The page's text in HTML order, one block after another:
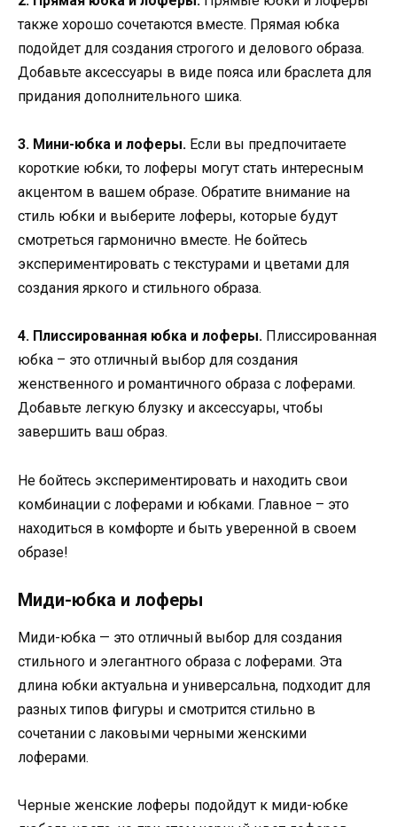
также хорошо сочетаются вместе. Прямая юбка
подойдет для создания строгого и делового образа.
Добавьте аксессуары в виде пояса или браслета для
придания дополнительного шика.
3. Мини-юбка и лоферы. Если вы предпочитаете
короткие юбки, то лоферы могут стать интересным
акцентом в вашем образе. Обратите внимание на
стиль юбки и выберите лоферы, которые будут
смотреться гармонично вместе. Не бойтесь
экспериментировать с текстурами и цветами для
создания яркого и стильного образа.
4. Плиссированная юбка и лоферы. Плиссированная
юбка – это отличный выбор для создания
женственного и романтичного образа с лоферами.
Добавьте легкую блузку и аксессуары, чтобы
завершить ваш образ.
Не бойтесь экспериментировать и находить свои
комбинации с лоферами и юбками. Главное – это
находиться в комфорте и быть уверенной в своем
образе!
Миди-юбка и лоферы
Миди-юбка — это отличный выбор для создания
стильного и элегантного образа с лоферами. Эта
длина юбки актуальна и универсальна, подходит для
разных типов фигуры и смотрится стильно в
сочетании с лаковыми черными женскими
лоферами.
Черные женские лоферы подойдут к миди-юбке